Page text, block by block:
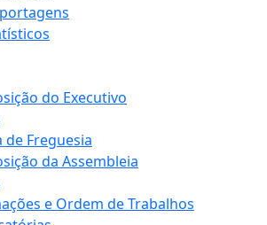
do Executivo
de Freguesia
da Assembleia
e Ordem de Trabalhos